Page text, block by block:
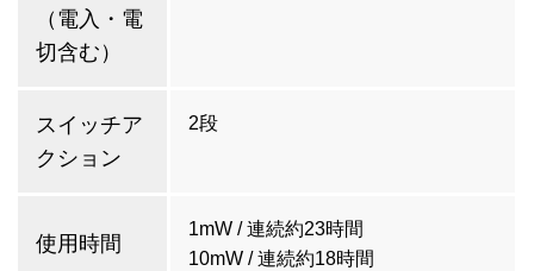
（電入・電
切含む）
スイッチア
クション
2段
使用時間
1mW / 連続約23時間
10mW / 連続約18時間